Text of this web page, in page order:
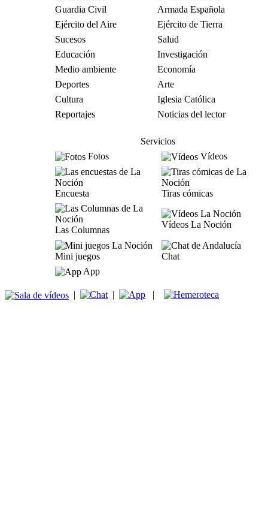
Guardia Civil
Armada Española
Ejército del Aire
Ejército de Tierra
Sucesos
Salud
Educación
Investigación
Medio ambiente
Economía
Deportes
Arte
Cultura
Iglesia Católica
Reportajes
Noticias del lector
Servicios
Fotos
Vídeos
Encuesta Tiras cómicas
Las Columnas
Vídeos La Noción
Mini juegos
Chat
App
| | |